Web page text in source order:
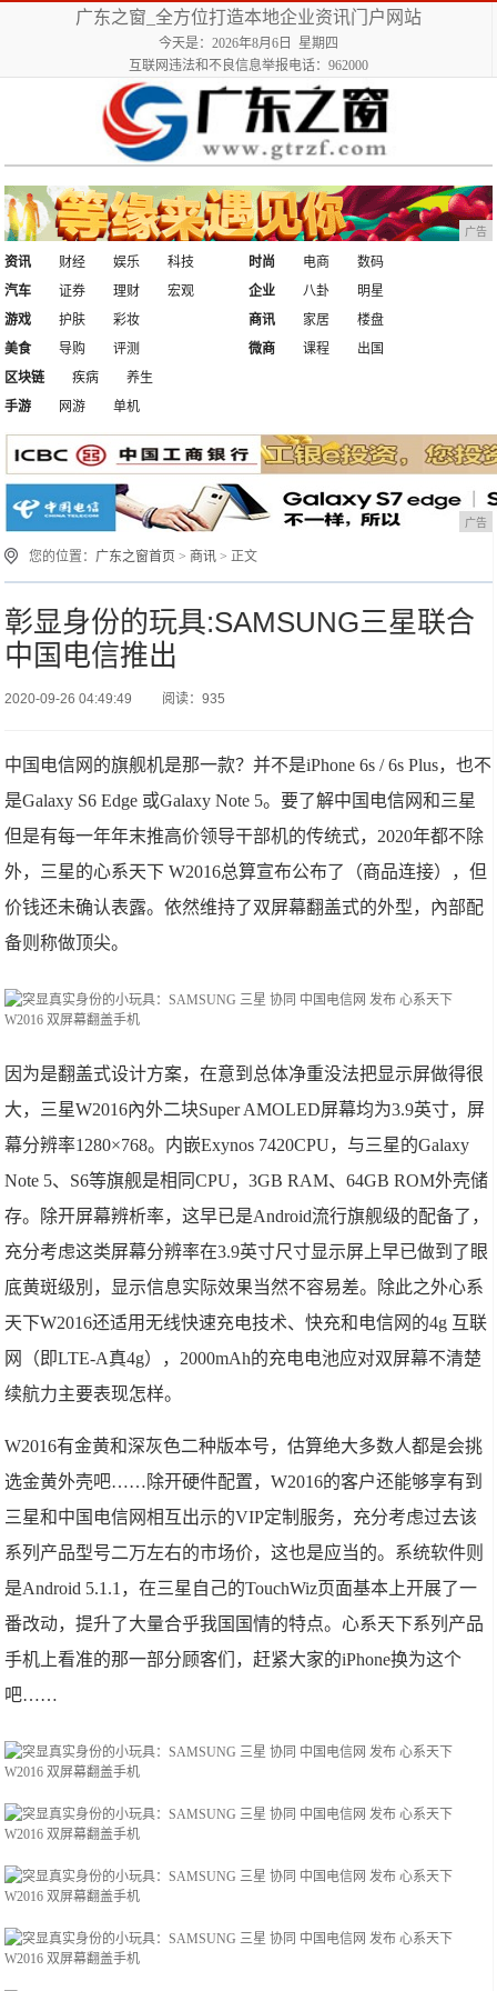
广东之窗_全方位打造本地企业资讯门户网站
今天是：2026年8月6日 星期四
互联网违法和不良信息举报电话：962000
广告
资讯 财经 娱乐
科技
汽车
证券 理财 宏观
时尚 电商
数码
企业
八卦
明星
游戏
护肤
彩妆
美食
导购 评测
商讯 家居
楼盘
微商
课程
出国
区块链
疾病
养生
手游
网游 单机
广告
您的位置： 广东之窗首页 > 商讯 > 正文
彰显身份的玩具:SAMSUNG三星联合
中国电信推出
2020-09-26 04:49:49 阅读：935
中国电信网的旗舰机是那一款？并不是iPhone 6s / 6s Plus，也不
是Galaxy S6 Edge 或Galaxy Note 5。要了解中国电信网和三星
但是有每一年年末推高价领导干部机的传统式，2020年都不除
外，三星的心系天下 W2016总算宣布公布了（商品连接），但
价钱还未确认表露。依然维持了双屏幕翻盖式的外型，內部配
备则称做顶尖。
因为是翻盖式设计方案，在意到总体净重没法把显示屏做得很
大，三星W2016內外二块Super AMOLED屏幕均为3.9英寸，屏
幕分辨率1280×768。内嵌Exynos 7420CPU，与三星的Galaxy
Note 5、S6等旗舰是相同CPU，3GB RAM、64GB ROM外壳储
存。除开屏幕辨析率，这早已是Android流行旗舰级的配备了，
充分考虑这类屏幕分辨率在3.9英寸尺寸显示屏上早已做到了眼
底黄斑级別，显示信息实际效果当然不容易差。除此之外心系
天下W2016还适用无线快速充电技术、快充和电信网的4g 互联
网（即LTE-A真4g），2000mAh的充电电池应对双屏幕不清楚
续航力主要表现怎样。
W2016有金黄和深灰色二种版本号，估算绝大多数人都是会挑
选金黄外壳吧……除开硬件配置，W2016的客户还能够享有到
三星和中国电信网相互出示的VIP定制服务，充分考虑过去该
系列产品型号二万左右的市场价，这也是应当的。系统软件则
是Android 5.1.1，在三星自己的TouchWiz页面基本上开展了一
番改动，提升了大量合乎我国国情的特点。心系天下系列产品
手机上看准的那一部分顾客们，赶紧大家的iPhone换为这个
吧……